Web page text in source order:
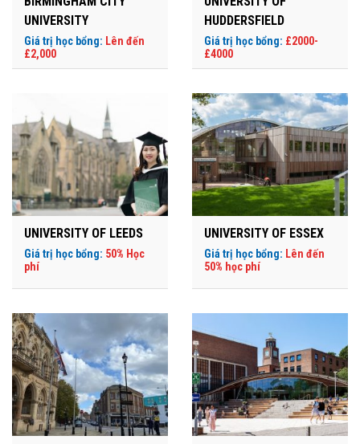
UNIVERSITY
Giá trị học bổng: Lên đến
£2,000
HUDDERSFIELD
Giá trị học bổng: £2000-
£4000
UNIVERSITY OF LEEDS
Giá trị học bổng: 50% Học
phí
UNIVERSITY OF ESSEX
Giá trị học bổng: Lên đến
50% học phí